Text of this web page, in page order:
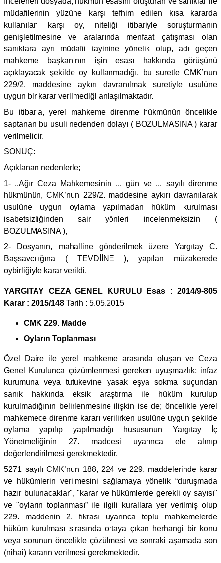
müdafilerinin yüzüne karşı tefhim edilen kısa kararda
kullanılan karşı oy, niteliği itibariyle soruşturmanın
genişletilmesine ve aralarında menfaat çatışması olan
sanıklara ayrı müdafii tayinine yönelik olup, adı geçen
mahkeme başkanının işin esası hakkında görüşünü
açıklayacak şekilde oy kullanmadığı, bu suretle CMK’nun
229/2. maddesine aykırı davranılmak suretiyle usulüne
uygun bir karar verilmediği anlaşılmaktadır.
Bu itibarla, yerel mahkeme direnme hükmünün öncelikle
saptanan bu usuli nedenden dolayı ( BOZULMASINA ) karar
verilmelidir.
SONUÇ:
Açıklanan nedenlerle;
1- ..Ağır Ceza Mahkemesinin ... gün ve ... sayılı direnme
hükmünün, CMK’nun 229/2. maddesine aykırı davranılarak
usulüne uygun oylama yapılmadan hüküm kurulması
isabetsizliğinden sair yönleri incelenmeksizin (
BOZULMASINA ),
2- Dosyanın, mahalline gönderilmek üzere Yargıtay C.
Başsavcılığına ( TEVDİİNE ), yapılan müzakerede
oybirliğiyle karar verildi.
YARGITAY CEZA GENEL KURULU Esas : 2014/9-805
Karar : 2015/148 Tarih : 5.05.2015
CMK 229. Madde
Oyların Toplanması
Özel Daire ile yerel mahkeme arasında oluşan ve Ceza
Genel Kurulunca çözümlenmesi gereken uyuşmazlık; infaz
kurumuna veya tutukevine yasak eşya sokma suçundan
sanık hakkında eksik araştırma ile hüküm kurulup
kurulmadığının belirlenmesine ilişkin ise de; öncelikle yerel
mahkemece direnme kararı verilirken usulüne uygun şekilde
oylama yapılıp yapılmadığı hususunun Yargıtay İç
Yönetmeliğinin 27. maddesi uyarınca ele alınıp
değerlendirilmesi gerekmektedir.
5271 sayılı CMK’nun 188, 224 ve 229. maddelerinde karar
ve hükümlerin verilmesini sağlamaya yönelik “duruşmada
hazır bulunacaklar", "karar ve hükümlerde gerekli oy sayısı"
ve "oyların toplanması” ile ilgili kurallara yer verilmiş olup
229. maddenin 2. fıkrası uyarınca toplu mahkemelerde
hüküm kurulması sırasında ortaya çıkan herhangi bir konu
veya sorunun öncelikle çözülmesi ve sonraki aşamada son
(nihai) kararın verilmesi gerekmektedir.